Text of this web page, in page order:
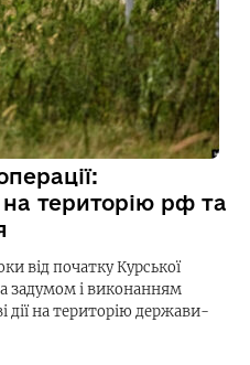
територію рф та
від початку Курської
задумом і виконанням
дії на територію держави-